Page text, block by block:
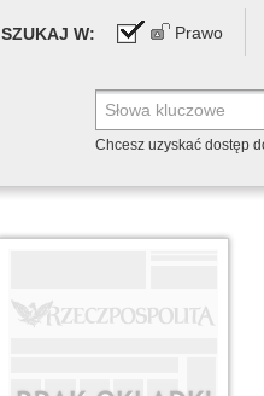
SZUKAJ W: Prawo
Chcesz uzyskać dostęp